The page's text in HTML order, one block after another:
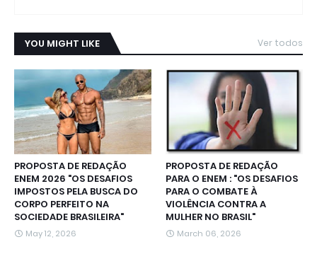
YOU MIGHT LIKE Ver todos
PROPOSTA DE REDAÇÃO
ENEM 2026 "OS DESAFIOS
IMPOSTOS PELA BUSCA DO
CORPO PERFEITO NA
SOCIEDADE BRASILEIRA"
May 12, 2026
PROPOSTA DE REDAÇÃO
PARA O ENEM : "OS DESAFIOS
PARA O COMBATE À
VIOLÊNCIA CONTRA A
MULHER NO BRASIL"
March 06, 2026